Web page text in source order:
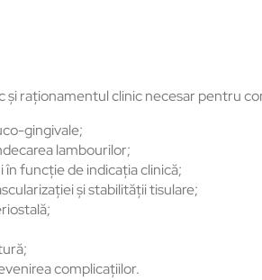
raționamentul clinic necesar pentru
gingivale;
lambourilor;
funcție de indicația clinică;
și stabilității tisulare;
complicațiilor.